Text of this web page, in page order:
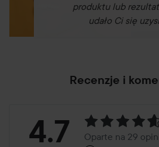
produktu lub
udało Ci się
Recenzje i
Ocena:
4.7 Oparte na 29